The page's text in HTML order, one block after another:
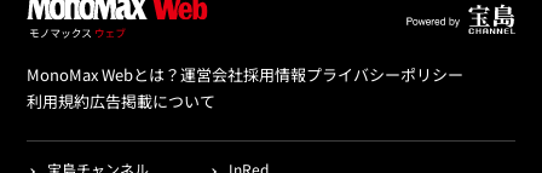
MonoMax Webとは？運営会社採用情報プライバシーポリシー
利用規約広告掲載について
宝島チャンネル InRed